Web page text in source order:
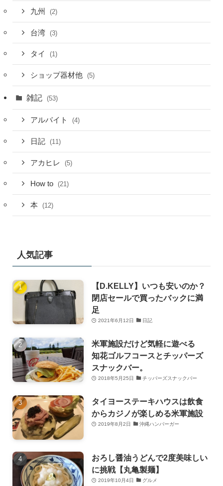
九州 (2)
台湾 (3)
タイ (1)
ショップ器材他 (5)
雑記 (53)
アルバイト (4)
日記 (11)
アカヒレ (5)
How to (21)
本 (12)
人気記事
【D.KELLY】いつも安いのか？
閉店セールで買ったバックに満
足
2021年6月12日 日記
米軍施設だけど気軽に遊べる
知花ゴルフコースとチッパーズ
スナックバー。
2018年5月25日 チッパーズスナックバー
タイヨーステーキハウスは飲食
からカジノが楽しめる米軍施設
2019年8月2日 沖縄ハンバーガー
おろし醤油うどんで2度美味しい
に挑戦【丸亀製麺】
2019年10月4日 グルメ